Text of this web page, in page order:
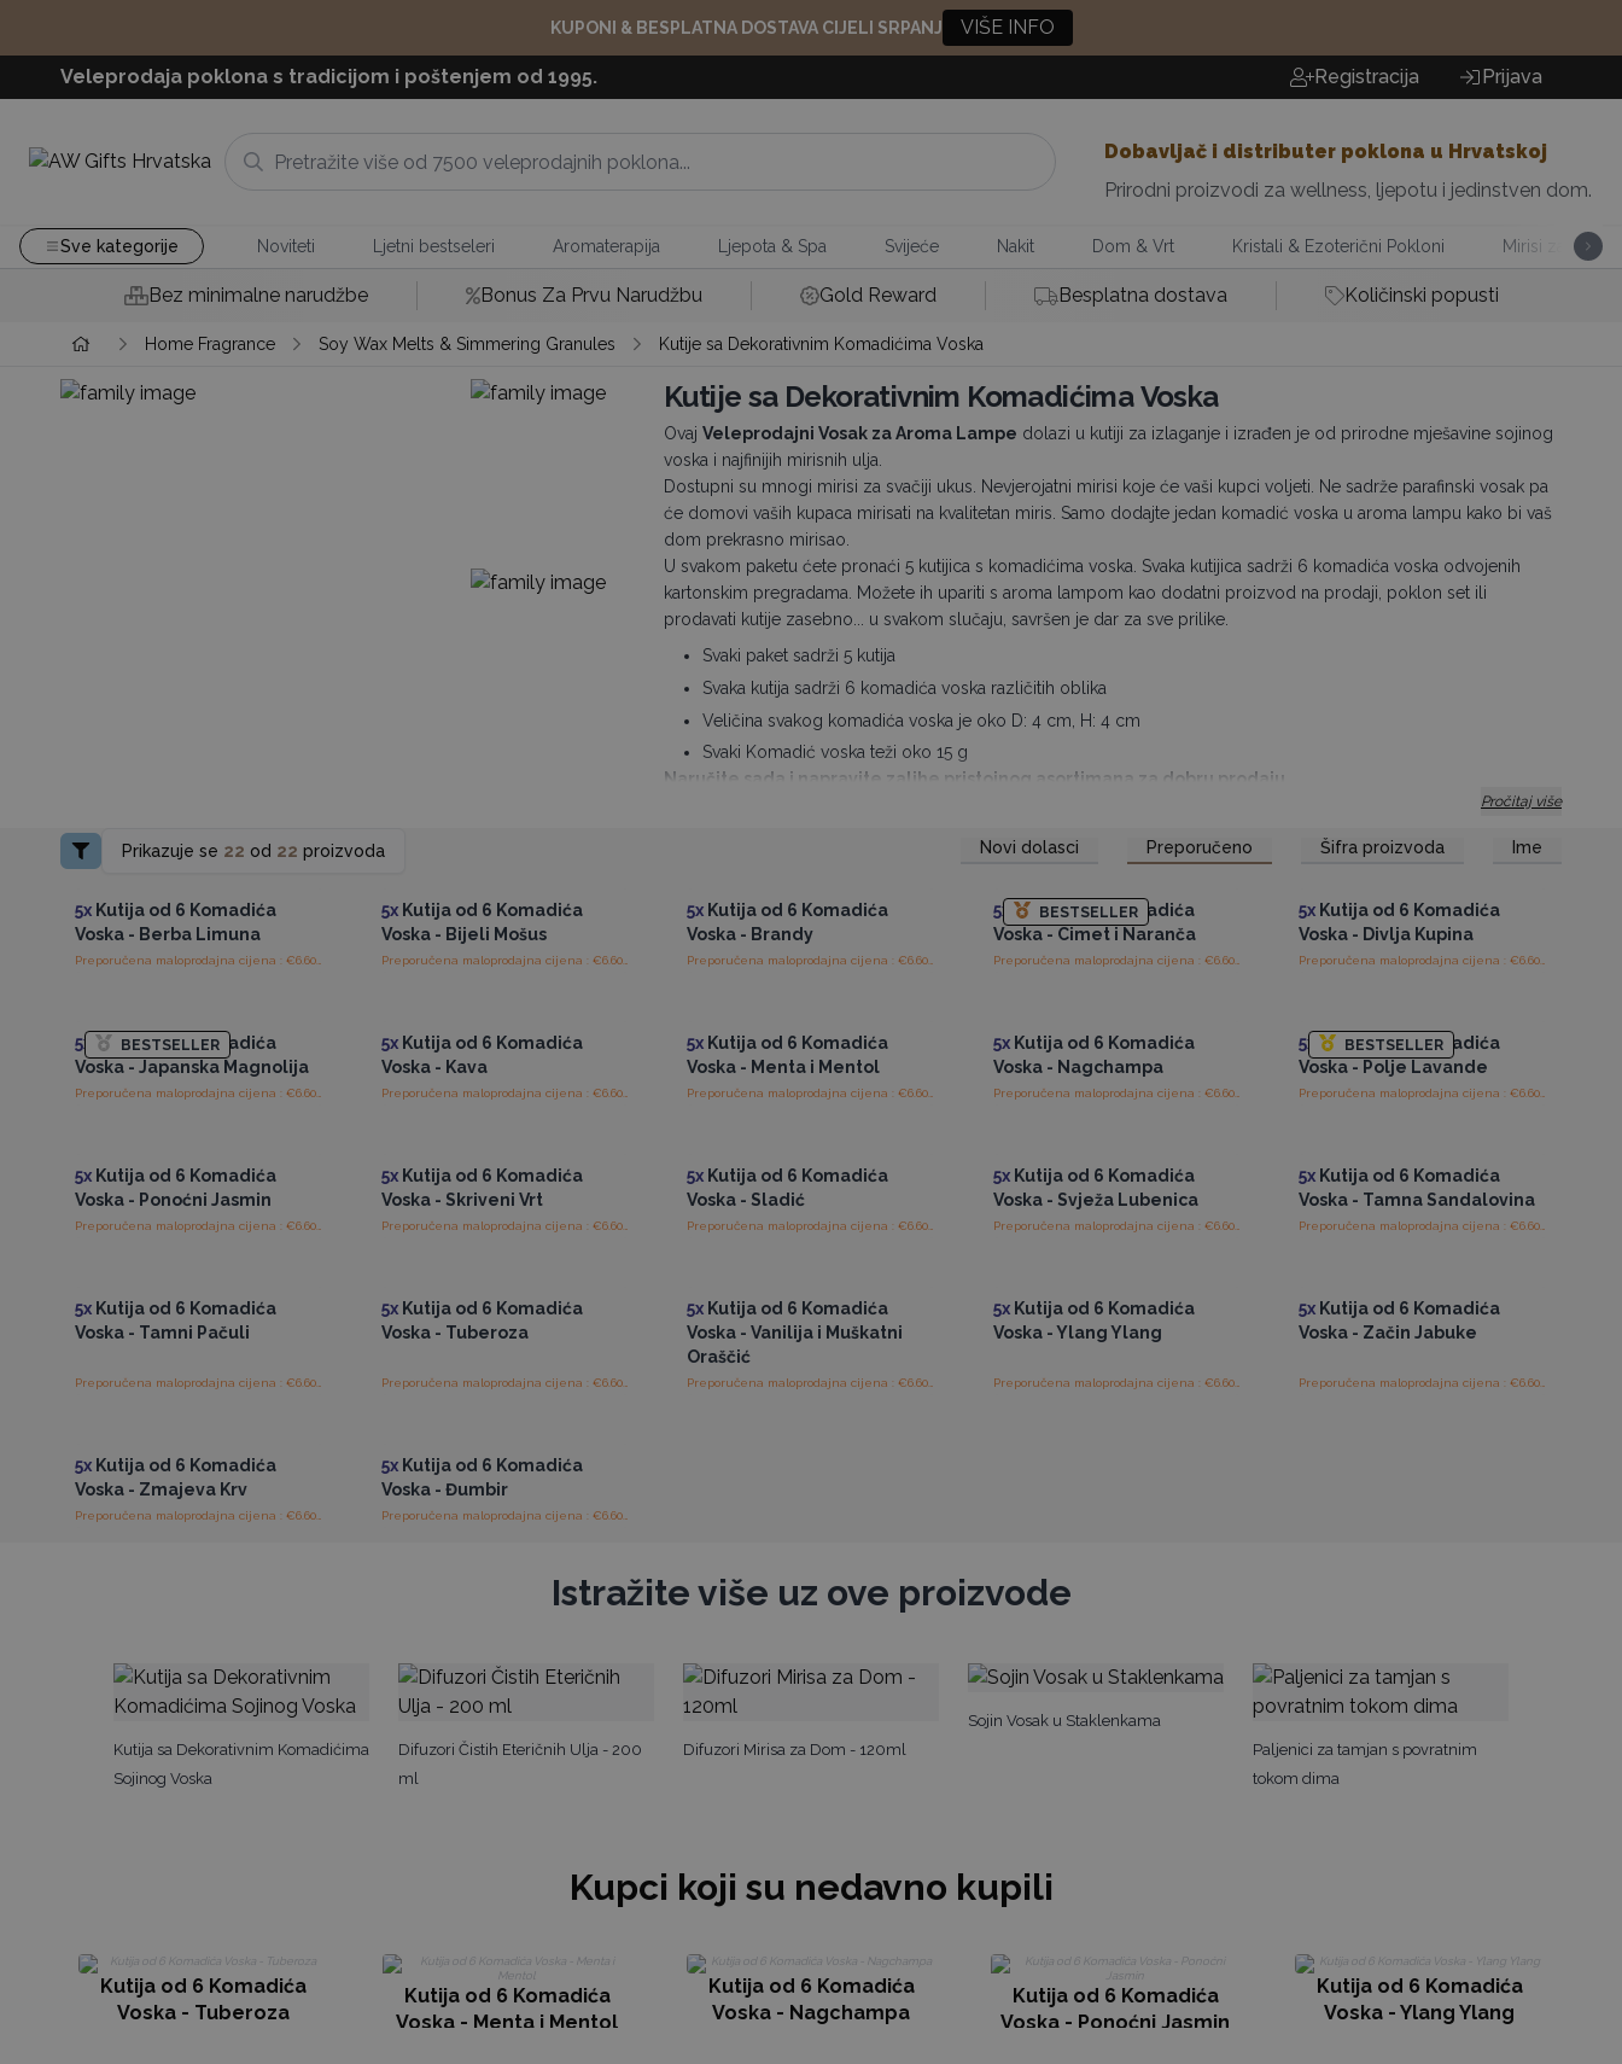
KUPONI & BESPLATNA DOSTAVA CIJELI SRPANJ VIŠE INFO
Veleprodaja poklona s tradicijom i poštenjem od 1995. Registracija Prijava
Dobavljač i distributer poklona u Hrvatskoj
Prirodni proizvodi za wellness, ljepotu i jedinstven dom.
Sve kategorije Noviteti Ljetni bestseleri Aromaterapija Ljepota & Spa Svijeće Nakit Dom & Vrt Kristali & Ezoterični Pokloni Mirisi za Dom
Bez minimalne narudžbe Bonus Za Prvu Narudžbu Gold Reward Besplatna dostava Količinski popusti
Home Fragrance Soy Wax Melts & Simmering Granules Kutije sa Dekorativnim Komadićima Voska
Kutije sa Dekorativnim Komadićima Voska
Ovaj Veleprodajni Vosak za Aroma Lampe dolazi u kutiji za izlaganje i izrađen je od prirodne mješavine sojinog
voska i najfinijih mirisnih ulja.
Dostupni su mnogi mirisi za svačiji ukus. Nevjerojatni mirisi koje će vaši kupci voljeti. Ne sadrže parafinski vosak pa
će domovi vaših kupaca mirisati na kvalitetan miris. Samo dodajte jedan komadić voska u aroma lampu kako bi vaš
dom prekrasno mirisao.
U svakom paketu ćete pronaći 5 kutijica s komadićima voska. Svaka kutijica sadrži 6 komadića voska odvojenih
kartonskim pregradama. Možete ih upariti s aroma lampom kao dodatni proizvod na prodaji, poklon set ili
prodavati kutije zasebno... u svakom slučaju, savršen je dar za sve prilike.
Svaki paket sadrži 5 kutija
Svaka kutija sadrži 6 komadića voska različitih oblika
Veličina svakog komadića voska je oko D: 4 cm, H: 4 cm
Svaki Komadić voska teži oko 15 g
Naručite sada i napravite zalihe pristojnog asortimana za dobru prodaju.
Pročitaj više
Prikazuje se 22 od 22 proizvoda Novi dolasci Preporučeno Šifra proizvoda Ime
Pristup veleprodajnim
cijenama
5x Kutija od 6 Komadića
Voska - Berba Limuna
5xKutija od 6 Komadića
Voska - Bijeli Mošus
Preporučena maloprodajna cijena : €6.60/Kutija
5x Kutija od 6 Komadića
Voska - Brandy
BESTSELLER
Pristup veleprodajnim
cijenama
5x Kutija od 6 Komadića
Voska - Cimet i Naranča
Preporučena maloprodajna cijena : €6.60/Kutija
Pristup veleprodajnim
5x Kutija od 6 Komadića
Voska - Divlja Kupina
BESTSELLER
5x
Kutija od 6 Komadića
Voska - Japanska Magnolija
5xKutija od 6 Komadića
Voska - Kava
Preporučena maloprodajna cijena : €6.60/Kutija
5x Kutija od 6 Komadića
Voska - Menta i Mentol
5xKutija od 6 Komadića
Voska - Nagchampa
Preporučena maloprodajna cijena : €6.60/Kutija
BESTSELLER
5x Kutija od 6 Komadića
Voska - Polje Lavande
5x Kutija od 6 Komadića
Voska - Ponoćni Jasmin
5xKutija od 6 Komadića
Voska - Skriveni Vrt
Preporučena maloprodajna cijena : €6.60/Kutija
5x Kutija od 6 Komadića
Voska - Sladić
5xKutija od 6 Komadića
Voska - Svježa Lubenica
Preporučena maloprodajna cijena : €6.60/Kutija
5x Kutija od 6 Komadića
Voska - Tamna Sandalovina
5x Kutija od 6 Komadića
Voska - Tamni Pačuli
5xKutija od 6 Komadića
Voska - Tuberoza
Preporučena maloprodajna cijena : €6.60/Kutija
5x Kutija od 6 Komadića
Voska - Vanilija i Muškatni
Oraščić
5xKutija od 6 Komadića
Voska - Ylang Ylang
Preporučena maloprodajna cijena : €6.60/Kutija
5x Kutija od 6 Komadića
Voska - Začin Jabuke
5x Kutija od 6 Komadića
Voska - Zmajeva Krv
5xKutija od 6 Komadića
Voska - Đumbir
Preporučena maloprodajna cijena : €6.60/Kutija
Istražite više uz ove proizvode
Kutija sa Dekorativnim Komadićima
Sojinog Voska
Difuzori Čistih Eteričnih Ulja - 200
ml
Difuzori Mirisa za Dom - 120ml
Sojin Vosak u Staklenkama
Paljenici za tamjan s povratnim
tokom dima
Kupci koji su nedavno kupili
Kutija od 6 Komadića
Voska - Tuberoza
Kutija od 6 Komadića
Voska - Menta i Mentol
Kutija od 6 Komadića
Voska - Nagchampa
Kutija od 6 Komadića
Voska - Ponoćni Jasmin
Kutija od 6 Komadića
Voska - Ylang Ylang